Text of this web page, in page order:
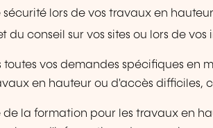
sécurité lors de vos travaux en
du conseil sur vos sites ou lors de
toutes vos demandes spécifiques en
en hauteur ou d'accès difficiles,
de la formation pour les travaux en